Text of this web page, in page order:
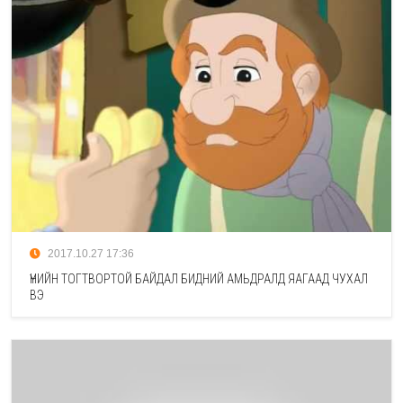
2017.10.27 17:36
ҮНИЙН ТОГТВОРТОЙ БАЙДАЛ БИДНИЙ АМЬДРАЛД ЯАГААД ЧУХАЛ
ВЭ